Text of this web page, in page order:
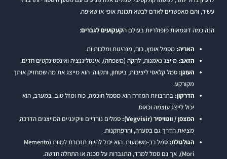
עשיר, והם מאפשרים לאדם לבטא תכונת אופי או שאיפה.
הנה כמה דוגמאות פופולריות בעולם הקעקועים לגברים:
האריה: מסמל אומץ, כוח, מנהיגות ומלכותיות.
הזאב: מייצג נאמנות, להקה (משפחה), אינטליגנציה ואינסטינקטים חדים.
העוגן: סמל קלאסי ליציבות, ביטחון, ותקווה. הוא מייצג את מה שמחזיק אותך
מקורקע.
הדרקון: בתרבויות המזרח הוא מסמל חוכמה, כוח ומזל טוב. במערב, הוא
יכול לייצג עוצמה וכאוס.
המצפן / ווגוויסיר (Vegvisir):
סמלים נורדיים וויקינגיים המייצגים הדרכה,
מציאת הדרך גם בסערה, והרפתקנות.
הגולגולת:
סמל רב-משמעות. הוא יכול להיות תזכורת למוות (Memento
Mori), אך גם סמל למרד, התגברות על סכנה או התחלה חדשה.